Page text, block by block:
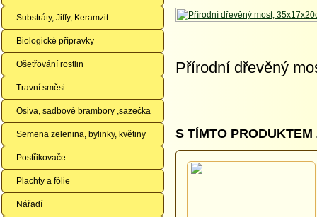
Substráty, Jiffy, Keramzit
Biologické přípravky
Ošetřování rostlin
Travní směsi
Osiva, sadbové brambory ,sazečka
Semena zelenina, bylinky, květiny
Postřikovače
Plachty a fólie
Nářadí
Přírodní dřevěný
S TÍMTO